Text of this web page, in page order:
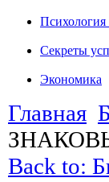
Психология
Секреты
Экономика
Главная
Back to: